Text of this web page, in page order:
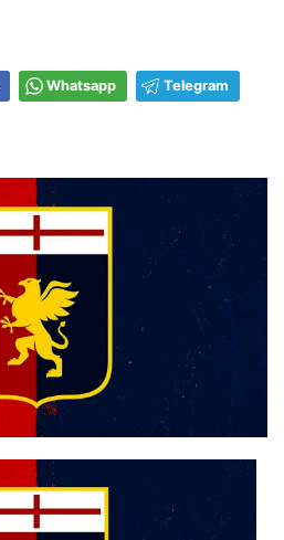
Whatsapp Telegram